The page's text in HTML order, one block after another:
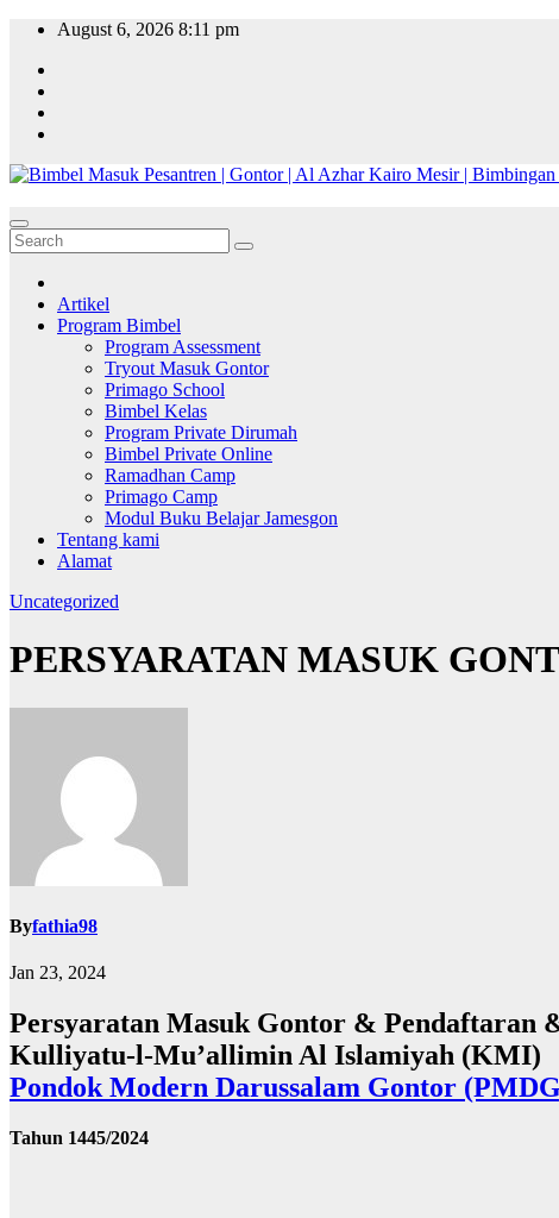
Skip
content
August 6, 2026 8:11 pm
Artikel
Program Bimbel
Program Assessment
Tryout Masuk Gontor
Primago School
Bimbel Kelas
Program Private Dirumah
Bimbel Private Online
Ramadhan Camp
Primago Camp
Modul Buku Belajar Jamesgon
Tentang kami
Alamat
Uncategorized
PERSYARATAN MASUK
Byfathia98
Jan 23, 2024
Persyaratan Masuk Gontor & Pendaftaran
Kulliyatu-l-Mu’allimin Al Islamiyah (KMI)
Pondok Modern Darussalam Gontor
Tahun 1445/2024